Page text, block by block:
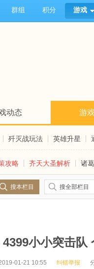
群组 积分 游戏
动态 游
歼灭战玩法 英雄升星
攻略 齐天大圣解析 诸
搜本栏目 搜全部栏目
4399小小突击队
01-21 10:55 纠错举报